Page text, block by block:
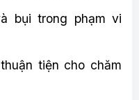
bụi trong phạm vi
tiện cho chăm